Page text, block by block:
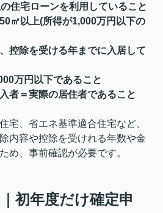
住宅ローンを利用していること
㎡以上(所得が1,000万円以下の
控除を受ける年までに入居して
万円以下であること
者＝実際の居住者であること
宅、省エネ基準適合住宅など、
内容や控除を受けれる年数や金
め、事前確認が必要です。
初年度だけ確定申